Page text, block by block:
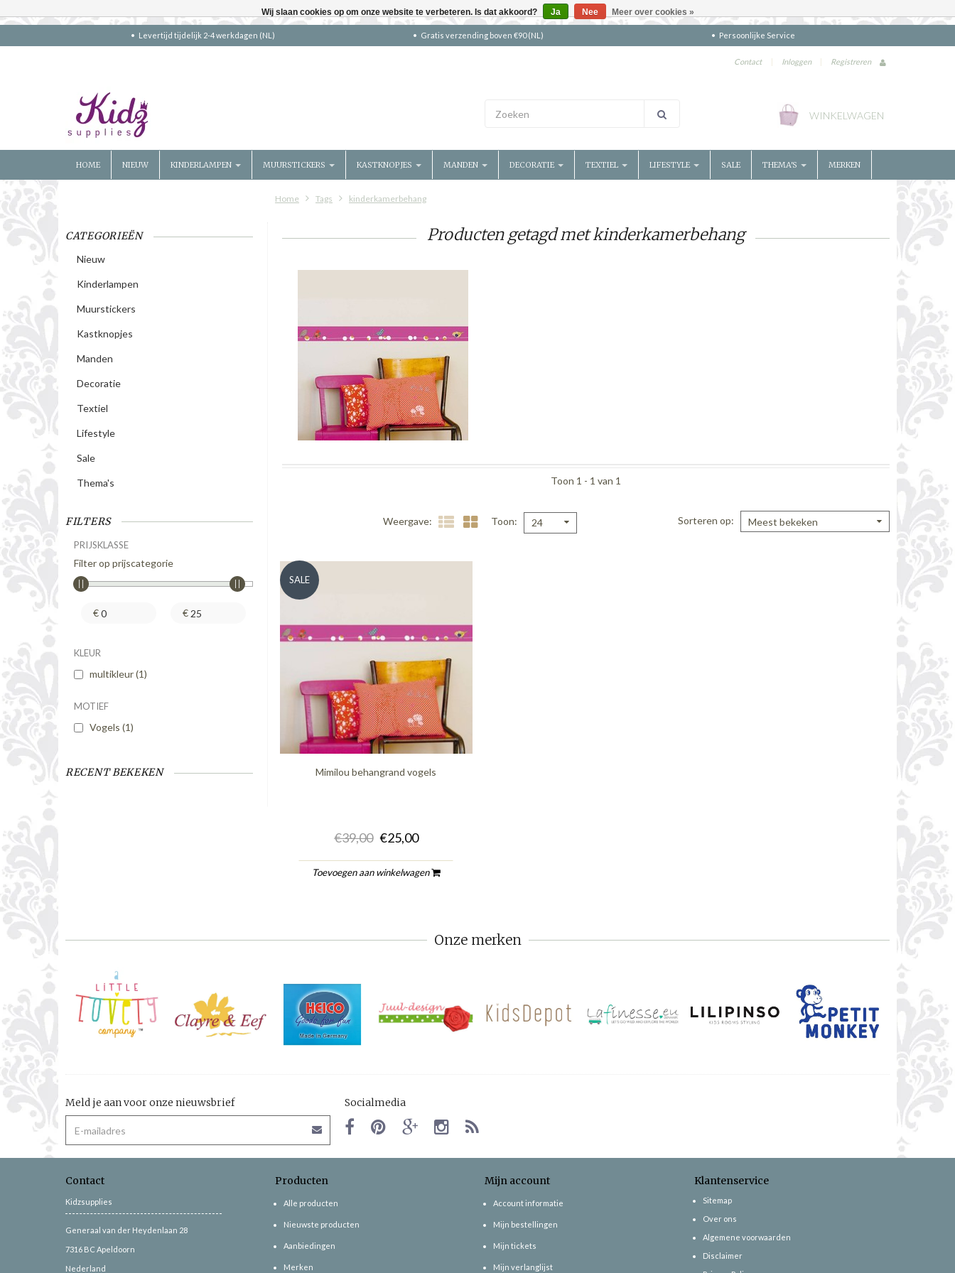
Levertijd tijdelijk 2-4 werkdagen (NL) Gratis verzending boven €90 (NL) Persoonlijke Service
Contact | Inloggen | Registreren
WINKELWAGEN
HOME NIEUW KINDERLAMPEN MUURSTICKERS KASTKNOPJES MANDEN DECORATIE TEXTIEL LIFESTYLE SALE THEMA'S MERKEN
Home Tags kinderkamerbehang
CATEGORIEËN
Nieuw
Kinderlampen
Muurstickers
Kastknopjes
Manden
Decoratie
Textiel
Lifestyle
Sale
Thema's
FILTERS
PRIJSKLASSE
Filter op prijscategorie
€ €
KLEUR
multikleur(1)
MOTIEF
Vogels (1)
RECENT BEKEKEN
Producten getagd met kinderkamerbehang
Toon 1 - 1 van 1
Weergave Toon 24 Sorteren op Meest bekeken
SALE
Mimilou behangrand vogels
€39,00 €25,00
Toevoegen aan winkelwagen
Onze merken
Meld je aan voor onze nieuwsbrief Socialmedia
Contact
Kidzsupplies
Generaal van der Heydenlaan 28
7316 BC Apeldoorn
Nederland
Producten
Alle producten
Nieuwste producten
Aanbiedingen
Merken
Mijn account
Account informatie
Mijn bestellingen
Mijn tickets
Mijn verlanglijst
Klantenservice
Sitemap
Over ons
Algemene voorwaarden
Disclaimer
Wij slaan cookies op om onze website te verbeteren. Is dat akkoord? Ja Nee Meer over cookies »